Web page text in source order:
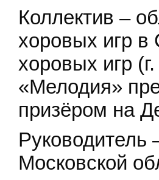
Коллектив –
хоровых игр
хоровых игр
«Мелодия»
призёром на
Руководитель
Московской